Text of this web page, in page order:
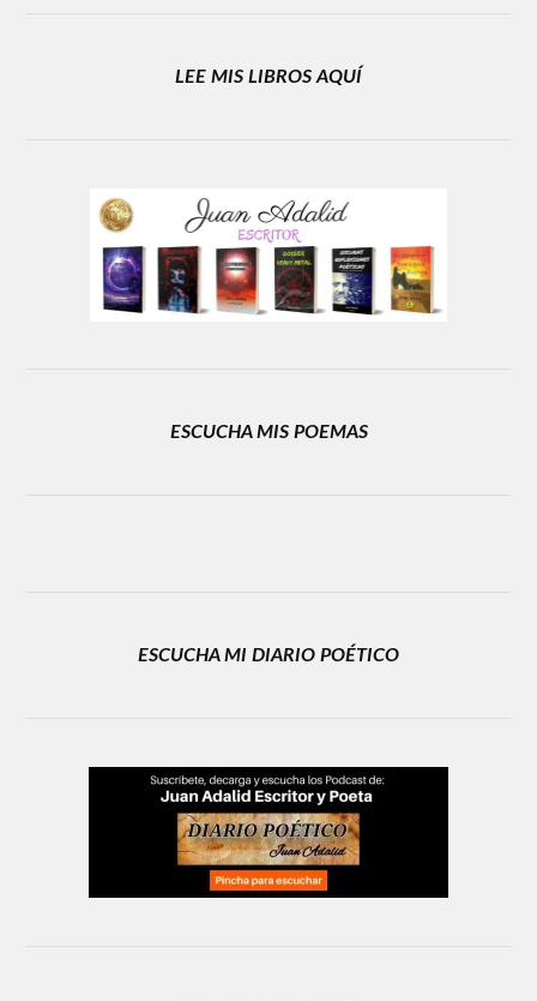
LEE MIS LIBROS AQUÍ
ESCUCHA MIS POEMAS
ESCUCHA MI DIARIO POÉTICO